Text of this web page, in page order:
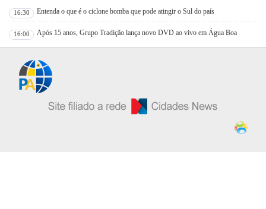
16:30 Entenda o que é o ciclone bomba que pode atingir o Sul do país
16:00 Após 15 anos, Grupo Tradição lança novo DVD ao vivo em Água Boa